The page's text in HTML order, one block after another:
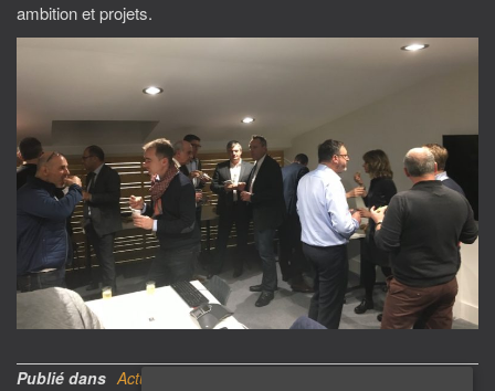
ambition et projets.
Publié dans Actu vitaminée